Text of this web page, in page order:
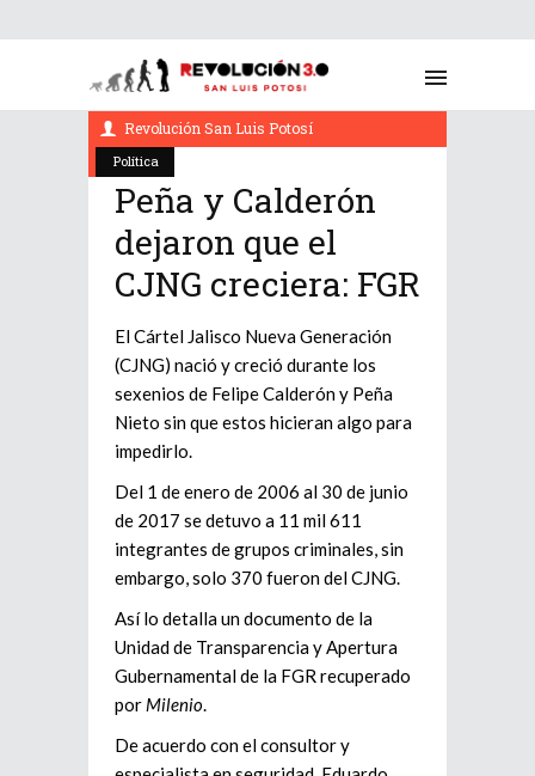
Política
noviembre 19, 2021
Revolución San Luis Potosí
Peña y Calderón
dejaron que el
CJNG creciera: FGR
El Cártel Jalisco Nueva Generación
(CJNG) nació y creció durante los
sexenios de Felipe Calderón y Peña
Nieto sin que estos hicieran algo para
impedirlo.
Del 1 de enero de 2006 al 30 de junio
de 2017 se detuvo a 11 mil 611
integrantes de grupos criminales, sin
embargo, solo 370 fueron del CJNG.
Así lo detalla un documento de la
Unidad de Transparencia y Apertura
Gubernamental de la FGR recuperado
por Milenio.
De acuerdo con el consultor y